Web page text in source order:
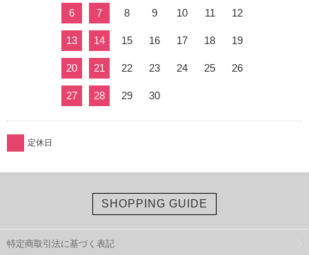
6 7 8 9 10 11 12
13 14 15 16 17 18 19
20 21 22 23 24 25 26
27 28 29 30
定休日
SHOPPING GUIDE
特定商取引法に基づく表記